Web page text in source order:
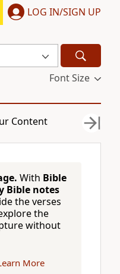
LOG IN/SIGN UP
Font Size
Content
With Bible
Bible notes
the verses
the
without
More